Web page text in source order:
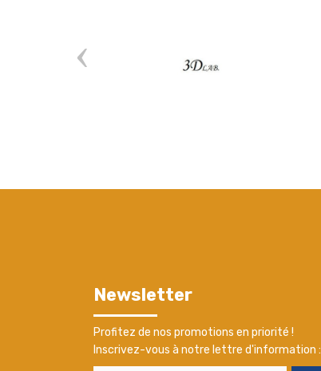
Newsletter
Profitez de nos promotions en priorité !
Inscrivez-vous à notre lettre d'information :